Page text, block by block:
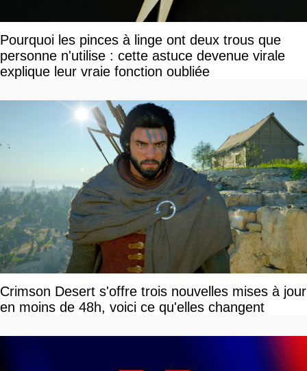
Pourquoi les pinces à linge ont deux trous que
personne n'utilise : cette astuce devenue virale
explique leur vraie fonction oubliée
Crimson Desert s'offre trois nouvelles mises à jour
en moins de 48h, voici ce qu'elles changent